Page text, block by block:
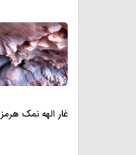
غار الهه نمک هرمز